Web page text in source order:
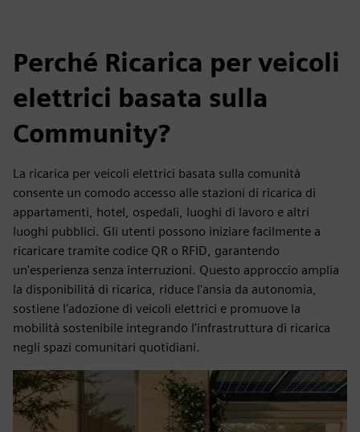
Perché Ricarica per veicoli
elettrici basata sulla
Community?
La ricarica per veicoli elettrici basata sulla comunità
consente un comodo accesso alle stazioni di ricarica di
appartamenti, hotel, ospedali, luoghi di lavoro e altri
luoghi pubblici. Gli utenti possono iniziare facilmente a
ricaricare tramite codice QR o RFID, garantendo
un'esperienza senza interruzioni. Questo approccio amplia
la disponibilità di ricarica, riduce l'ansia da autonomia,
sostiene l'adozione di veicoli elettrici e promuove la
mobilità sostenibile integrando l'infrastruttura di ricarica
negli spazi comunitari quotidiani.